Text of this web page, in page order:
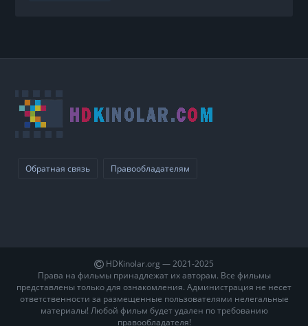
Обратная связь Правообладателям
HDKinolar.org — 2021-2025
Права на фильмы принадлежат их авторам. Все фильмы
представлены только для ознакомления. Администрация не несет
ответственности за размещенные пользователями нелегальные
материалы! Любой фильм будет удален по требованию
правообладателя!